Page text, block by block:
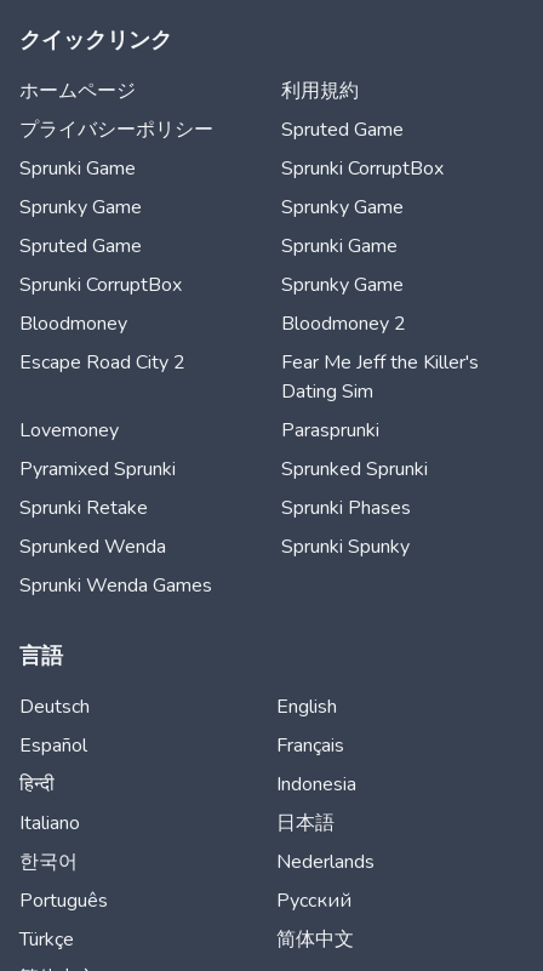
クイックリンク
ホームページ
利用規約
プライバシーポリシー
Spruted Game
Sprunki Game
Sprunki CorruptBox
Sprunky Game
Sprunky Game
Spruted Game
Sprunki Game
Sprunki CorruptBox
Sprunky Game
Bloodmoney
Bloodmoney 2
Escape Road City 2
Fear Me Jeff the Killer's
Dating Sim
Lovemoney
Parasprunki
Pyramixed Sprunki
Sprunked Sprunki
Sprunki Retake
Sprunki Phases
Sprunked Wenda
Sprunki Spunky
Sprunki Wenda Games
言語
Deutsch
English
Español
Français
हिन्दी
Indonesia
Italiano
日本語
한국어
Nederlands
Português
Русский
Türkçe
简体中文